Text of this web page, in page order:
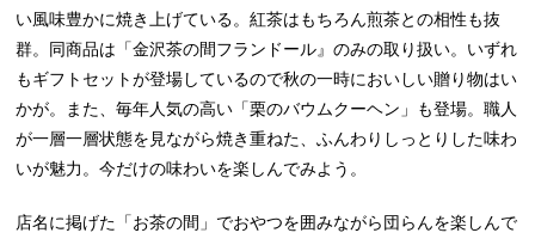
い風味豊かに焼き上げている。紅茶はもちろん煎茶との相性も抜
群。同商品は「金沢茶の間フランドール』のみの取り扱い。いずれ
もギフトセットが登場しているので秋の一時においしい贈り物はい
かが。また、毎年人気の高い「栗のバウムクーヘン」も登場。職人
が一層一層状態を見ながら焼き重ねた、ふんわりしっとりした味わ
いが魅力。今だけの味わいを楽しんでみよう。
店名に掲げた「お茶の間」でおやつを囲みながら団らんを楽しんで